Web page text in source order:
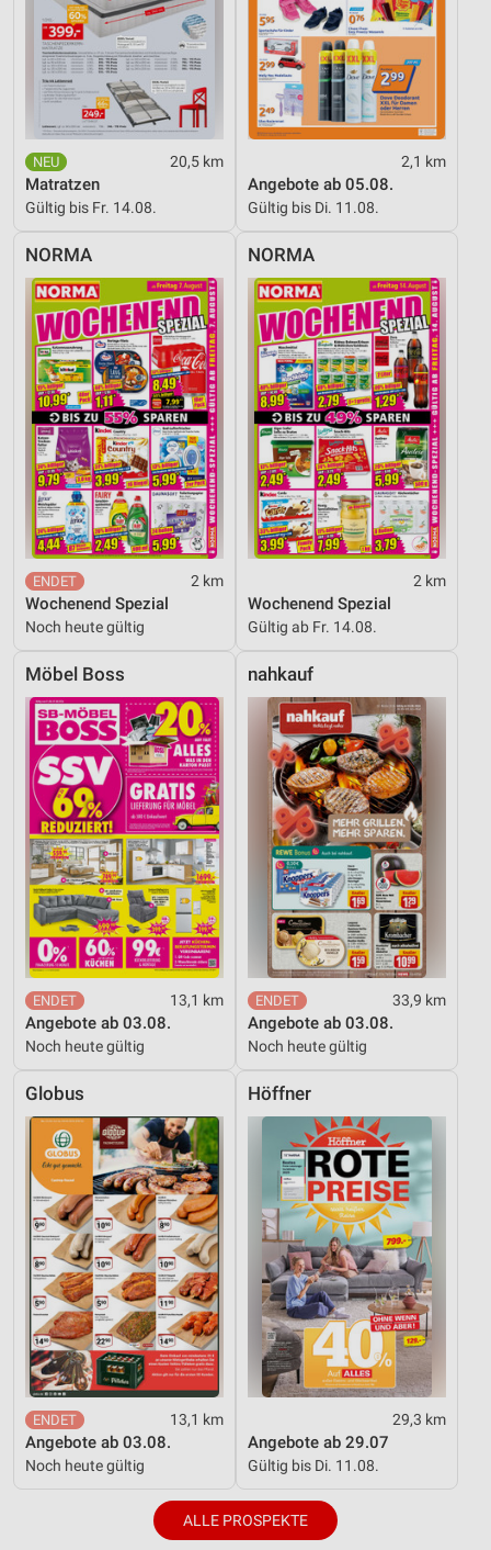
20,5 km
Matratzen
Gültig bis Fr. 14.08.
2,1 km
Angebote ab 05.08.
Gültig bis Di. 11.08.
NORMA
2 km
Wochenend Spezial
Noch heute gültig
NORMA
2 km
Wochenend Spezial
Gültig ab Fr. 14.08.
Möbel Boss
13,1 km
Angebote ab 03.08.
Noch heute gültig
nahkauf
33,9 km
Angebote ab 03.08.
Noch heute gültig
Globus
13,1 km
Angebote ab 03.08.
Noch heute gültig
Höffner
29,3 km
Angebote ab 29.07
Gültig bis Di. 11.08.
ALLE PROSPEKTE